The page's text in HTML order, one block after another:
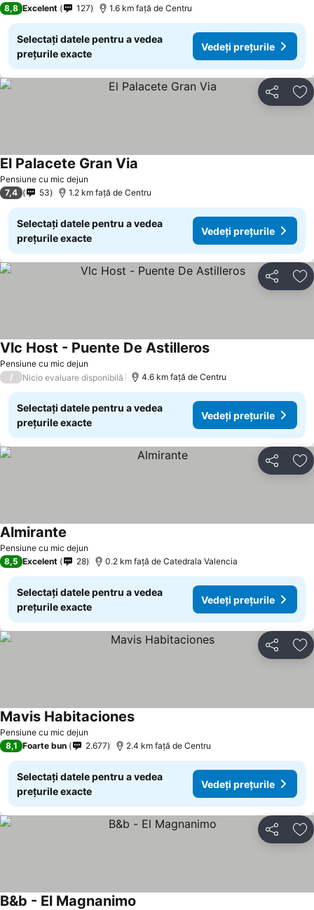
8,8 Excelent 127 1.6 km faţă de Centru
Selectați datele pentru a vedea
prețurile exacte
Vedeți prețurile
Distribuiți
Pensiune cu mic dejun
El Palacete Gran Via
7,4 53 1.2 km faţă de Centru
Selectați datele pentru a vedea
prețurile exacte
Vedeți prețurile
Distribuiți
Pensiune cu mic dejun
Vlc Host - Puente De AstillerosVedeți prețurile
/ Nicio evaluare disponibilă 4.6 km faţă de Centru
Selectați datele pentru a vedea
prețurile exacte
Vedeți prețurile
Distribuiți
Pensiune cu mic dejun
Almirante
8,5 Excelent 28 0.2 km faţă de Catedrala Valencia
Selectați datele pentru a vedea
prețurile exacte
Vedeți prețurile
Distribuiți
Pensiune cu mic dejun
Mavis HabitacionesVedeți prețurile
8,1 Foarte bun 2.677 2.4 km faţă de Centru
Selectați datele pentru a vedea
prețurile exacte
Vedeți prețurile
Distribuiți
B&b - El Magnanimo